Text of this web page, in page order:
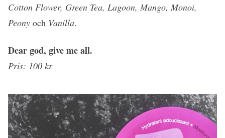
Cotton Flower, Green Tea, Lagoon, Mango, Monoi,
Peony och Vanilla.
Dear god, give me all.
Pris: 100 kr